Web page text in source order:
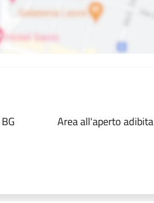
Area all'aperto